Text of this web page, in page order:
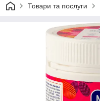
Товари та послуги